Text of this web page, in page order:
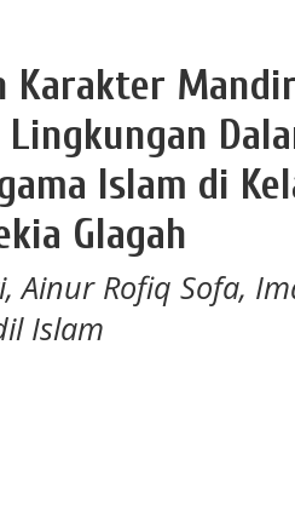
Karakter
Islam di
Glagah
Ainur Rofiq Sofa,
Islam